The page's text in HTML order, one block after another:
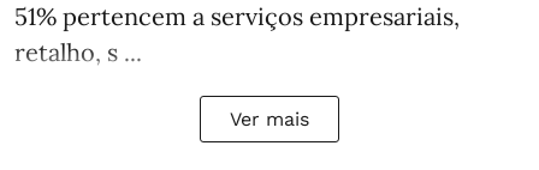
51% pertencem a serviços empresariais,
retalho, s ...
Ver mais